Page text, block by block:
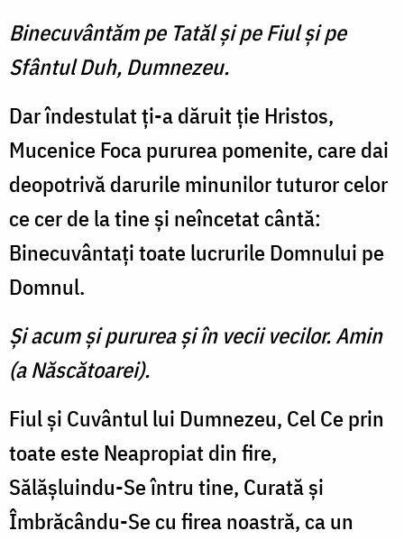
Binecuvântăm pe Tatăl şi pe Fiul şi pe
Sfântul Duh, Dumnezeu.
Dar îndestulat ţi-a dăruit ţie Hristos,
Mucenice Foca pururea pomenite, care dai
deopotrivă darurile minunilor tuturor celor
ce cer de la tine şi neîncetat cântă:
Binecuvântaţi toate lucrurile Domnului pe
Domnul.
Şi acum şi pururea şi în vecii vecilor. Amin
(a Născătoarei).
Fiul şi Cuvântul lui Dumnezeu, Cel Ce prin
toate este Neapropiat din fire,
Sălăşluindu-Se întru tine, Curată şi
Îmbrăcându-Se cu firea noastră, ca un